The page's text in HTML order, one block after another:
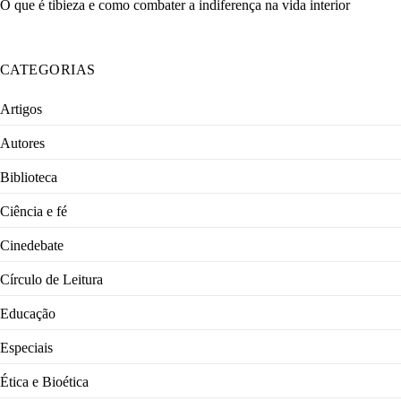
O que é tibieza e como combater a indiferença na vida interior
CATEGORIAS
Artigos
Autores
Biblioteca
Ciência e fé
Cinedebate
Círculo de Leitura
Educação
Especiais
Ética e Bioética